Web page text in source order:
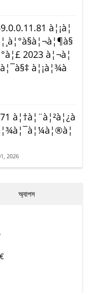
à¦¡à¦
2023 à¦¬à¦
à¦¡à¦¾à
à¦†à¦¨à¦²à¦¿à
2026
অ্যাপস